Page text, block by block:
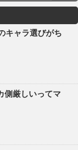
キャラ選びがち
側厳しいってマ